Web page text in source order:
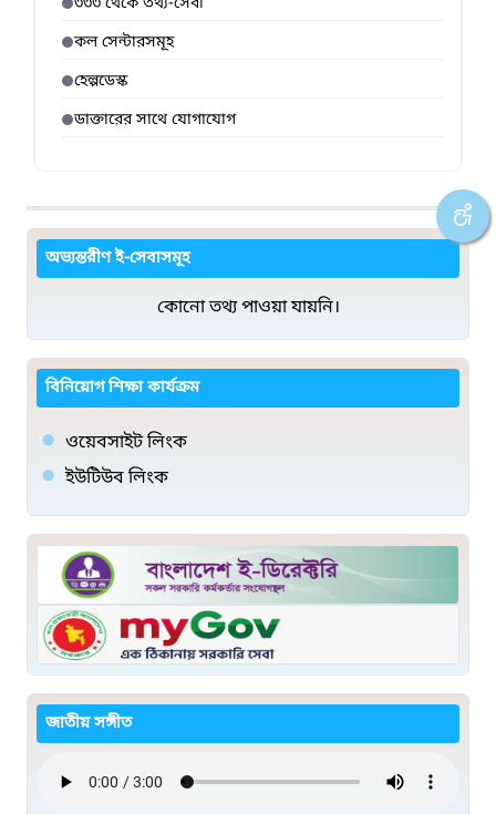
কল সেন্টারসমূহ
হেল্পডেস্ক
ডাক্তারের সাথে যোগাযোগ
অভ্যন্তরীণ ই-সেবাসমূহ
কোনো তথ্য পাওয়া যায়নি।
বিনিয়োগ শিক্ষা কার্যক্রম
ওয়েবসাইট লিংক
ইউটিউব লিংক
জাতীয় সঙ্গীত